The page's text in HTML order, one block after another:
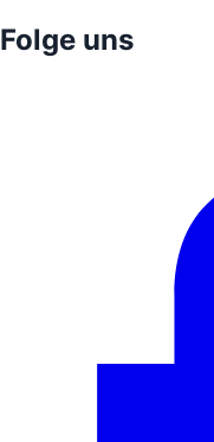
Folge uns